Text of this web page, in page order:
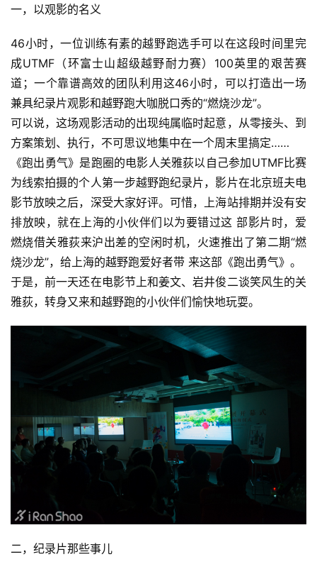
一，以观影的名义
46小时，一位训练有素的越野跑选手可以在这段时间里完
成UTMF（环富士山超级越野耐力赛）100英里的艰苦赛
道；一个靠谱高效的团队利用这46小时，可以打造出一场
兼具纪录片观影和越野跑大咖脱口秀的“燃烧沙龙”。
可以说，这场观影活动的出现纯属临时起意，从零接头、到
方案策划、执行，不可思议地集中在一个周末里搞定……
《跑出勇气》是跑圈的电影人关雅荻以自己参加UTMF比赛
为线索拍摄的个人第一步越野跑纪录片，影片在北京班夫电
影节放映之后，深受大家好评。可惜，上海站排期并没有安
排放映，就在上海的小伙伴们以为要错过这 部影片时，爱
燃烧借关雅荻来沪出差的空闲时机，火速推出了第二期“燃
烧沙龙”，给上海的越野跑爱好者带 来这部《跑出勇气》。
于是，前一天还在电影节上和姜文、岩井俊二谈笑风生的关
雅荻，转身又来和越野跑的小伙伴们愉快地玩耍。
二，纪录片那些事儿